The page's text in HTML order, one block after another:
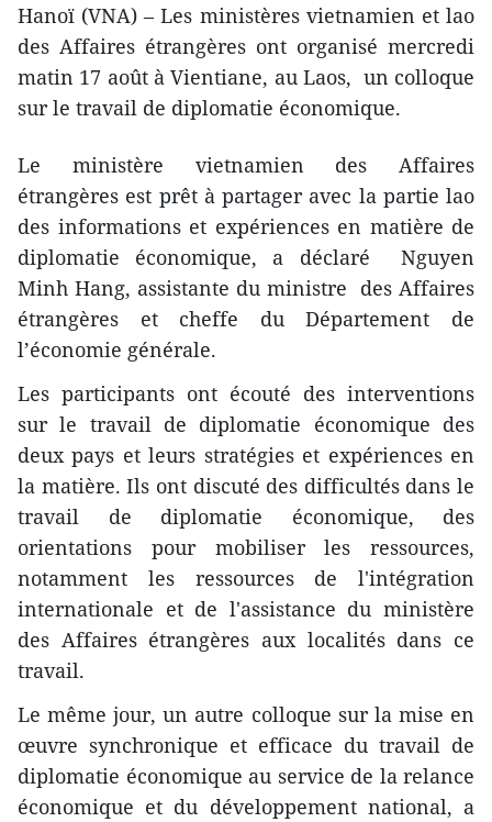
Hanoï (VNA) – Les ministères vietnamien et lao
des Affaires étrangères ont organisé mercredi
matin 17 août à Vientiane, au Laos, un colloque
sur le travail de diplomatie économique.
Le ministère vietnamien des Affaires
étrangères est prêt à partager avec la partie lao
des informations et expériences en matière de
diplomatie économique, a déclaré Nguyen
Minh Hang, assistante du ministre des Affaires
étrangères et cheffe du Département de
l’économie générale.
Les participants ont écouté des interventions
sur le travail de diplomatie économique des
deux pays et leurs stratégies et expériences en
la matière. Ils ont discuté des difficultés dans le
travail de diplomatie économique, des
orientations pour mobiliser les ressources,
notamment les ressources de l'intégration
internationale et de l'assistance du ministère
des Affaires étrangères aux localités dans ce
travail.
Le même jour, un autre colloque sur la mise en
œuvre synchronique et efficace du travail de
diplomatie économique au service de la relance
économique et du développement national, a